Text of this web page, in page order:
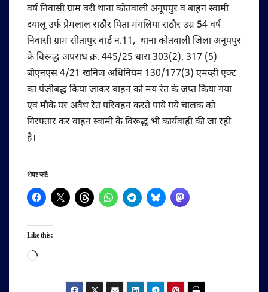
वर्ष निवासी ग्राम बरी थाना कोतवाली अनूपपुर व बाहन स्वामी
दयालू उर्फ प्रेमलाल राठौर पिता मंगलिया राठौर उम्र 54 वर्ष
निवासी ग्राम सीतापुर वार्ड न.11, थाना कोतवाली जिला अनूपपुर
के विरूद्ध अपराध क्र. 445/25 धारा 303(2), 317 (5)
बीएनएस 4/21 खनिज अधिनियम 130/177(3) एमव्ही एक्ट
का पंजीबद्ध किया जाकर बाहन को मय रेत के जप्त किया गया
एवं मौके पर अवैध रेत परिवहन करते पाये गये चालक को
गिरफ्तार कर वाहन स्वामी के विरूद्ध भी कार्यवाही की जा रही
है।
शेयर करें:
Like this:
Loading…